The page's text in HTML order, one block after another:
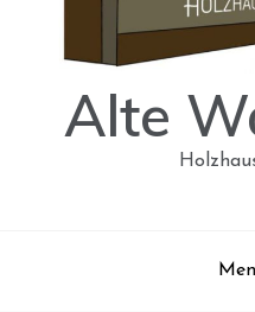
Alte